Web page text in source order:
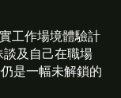
工作場境體驗計
及自己在職場
是一幅未解鎖的